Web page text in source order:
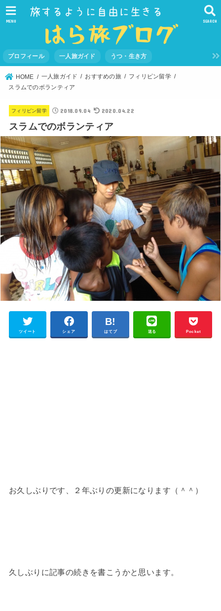
SEARCH
MENU
プロフィール 一人旅ガイド うつ・生き方
HOME 一人旅ガイド おすすめの旅
フィリピン留学
スラムでのボランティア
フィリピン留学 2018.09.04 2020.04.22
スラムでのボランティア
ツイート シェア はてブ 送る Pocket
お久しぶりです、２年ぶりの更新になります（＾＾）
久しぶりに記事の続きを書こうかと思います。